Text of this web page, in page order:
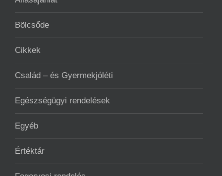
Bölcsőde
Cikkek
Család – és Gyermekjóléti
Egészségügyi rendelések
Egyéb
Értéktár